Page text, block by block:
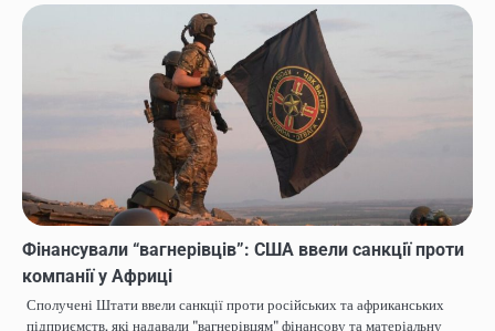
Фінансували “вагнерівців”: США ввели санкції проти
компанії у Африці
Сполучені Штати ввели санкції проти російських та африканських
підприємств, які надавали "вагнерівцям" фінансову та матеріальну